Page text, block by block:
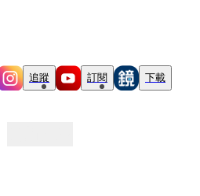
追蹤 訂閱 下載